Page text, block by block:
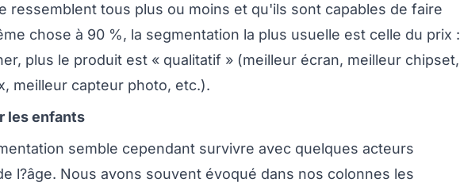
ressemblent tous plus ou moins et qu'ils sont capables de faire
chose à 90 %, la segmentation la plus usuelle est celle du prix :
plus le produit est « qualitatif » (meilleur écran, meilleur chipset,
meilleur capteur photo, etc.).
les enfants
semble cependant survivre avec quelques acteurs
l?âge. Nous avons souvent évoqué dans nos colonnes les